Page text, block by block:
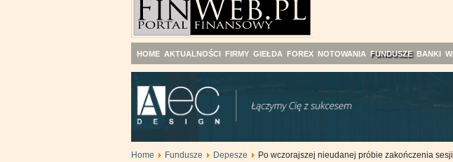
HOME AKTUALNOŚCI FIRMY GIEŁDA FOREX NOTOWANIA FUNDUSZE BANKI
Home Fundusze Depesze
Po wczorajszej nieudanej próbie zakończenia